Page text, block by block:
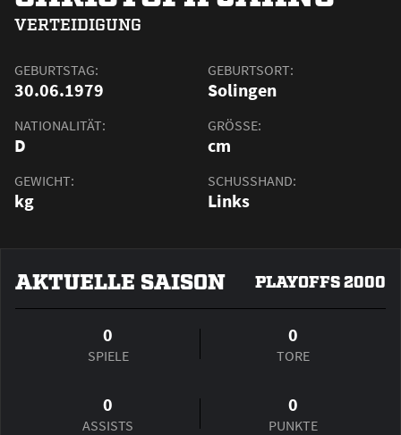
VERTEIDIGUNG
GEBURTSTAG:
30.06.1979
GEBURTSORT:
Solingen
NATIONALITÄT:
D
GRÖSSE:
cm
GEWICHT:
kg
SCHUSSHAND:
Links
AKTUELLE SAISON PLAYOFFS 2000
0
SPIELE
0
TORE
0
ASSISTS
0
PUNKTE